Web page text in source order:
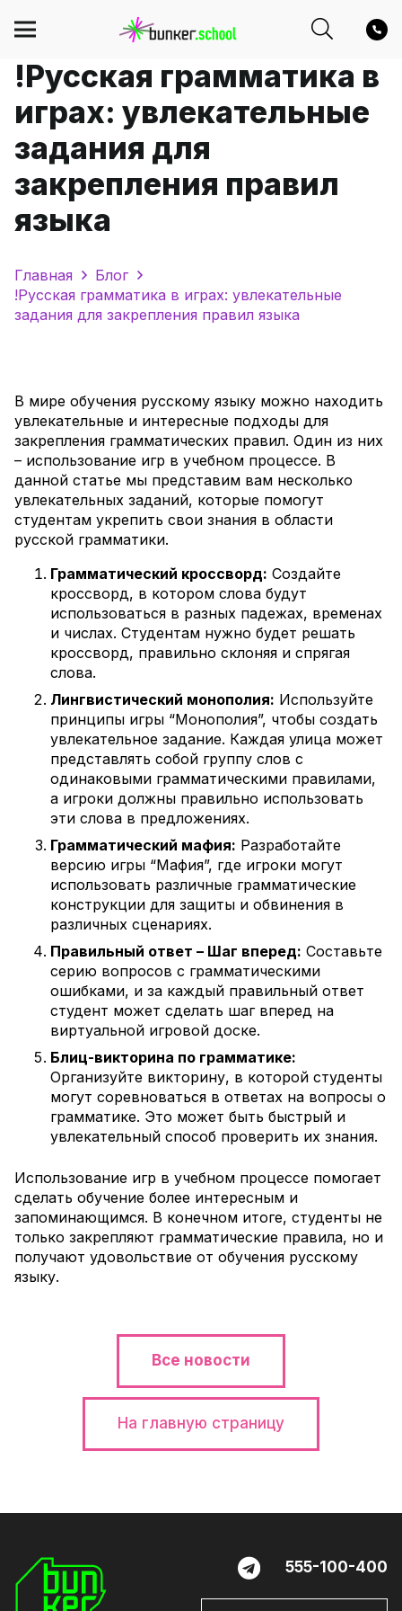
!Русская грамматика в
играх: увлекательные
задания для
закрепления правил
языка
Главная
Блог
!Русская грамматика в играх: увлекательные
задания для закрепления правил языка
В мире обучения русскому языку можно находить
увлекательные и интересные подходы для
закрепления грамматических правил. Один из них
– использование игр в учебном процессе. В
данной статье мы представим вам несколько
увлекательных заданий, которые помогут
студентам укрепить свои знания в области
русской грамматики.
Грамматический кроссворд: Создайте
кроссворд, в котором слова будут
использоваться в разных падежах, временах
и числах. Студентам нужно будет решать
кроссворд, правильно склоняя и спрягая
слова.
Лингвистический монополия: Используйте
принципы игры “Монополия”, чтобы создать
увлекательное задание. Каждая улица может
представлять собой группу слов с
одинаковыми грамматическими правилами,
а игроки должны правильно использовать
эти слова в предложениях.
Грамматический мафия: Разработайте
версию игры “Мафия”, где игроки могут
использовать различные грамматические
конструкции для защиты и обвинения в
различных сценариях.
Правильный ответ – Шаг вперед: Составьте
серию вопросов с грамматическими
ошибками, и за каждый правильный ответ
студент может сделать шаг вперед на
виртуальной игровой доске.
Блиц-викторина по грамматике:
Организуйте викторину, в которой студенты
могут соревноваться в ответах на вопросы о
грамматике. Это может быть быстрый и
увлекательный способ проверить их знания.
Использование игр в учебном процессе помогает
сделать обучение более интересным и
запоминающимся. В конечном итоге, студенты не
только закрепляют грамматические правила, но и
получают удовольствие от обучения русскому
языку.
Все новости
На главную страницу
555-100-400